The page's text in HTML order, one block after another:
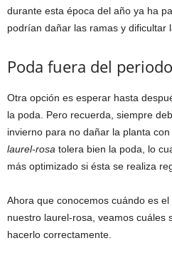
durante esta época del año ya ha
podrían dañar las ramas y dificultar
Poda fuera del
Otra opción es esperar hasta
la poda. Pero recuerda, siempre
invierno para no dañar la planta
laurel-rosa tolera bien la poda, lo
más optimizado si ésta se realiza
Ahora que conocemos cuándo es
nuestro laurel-rosa, veamos cuáles
hacerlo correctamente.